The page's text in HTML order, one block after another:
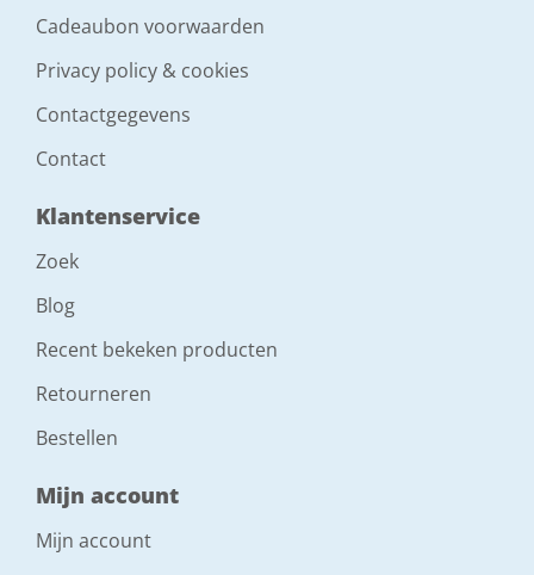
Cadeaubon voorwaarden
Privacy policy & cookies
Contactgegevens
Contact
Klantenservice
Zoek
Blog
Recent bekeken producten
Retourneren
Bestellen
Mijn account
Mijn account